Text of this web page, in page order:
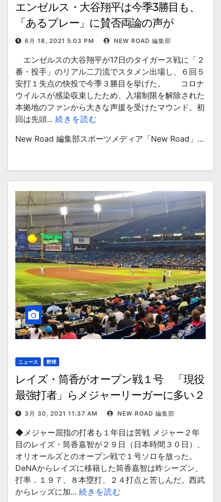
エンゼルス・大谷翔平は今季3勝目も、
「あるプレー」に賛否両論の声が
6月 18, 2021 5:03 PM NEW ROAD 編集部
エンゼルスの大谷翔平が17日のタイガース戦に「２
番・投手」のリアル二刀流でスタメン出場し、６回５
安打１失点の快投で今季３勝目を挙げた。 コロナ
ウイルスが感染収束したため、入場制限を解除された
本拠地のファンから大きな声援を受けたマウンド。初
回は先頭... 続きを読む
New Road 編集部スポーツメディア「New Road」…
ニュース 野球
レイズ・筒香がオープン戦１号 「現役
最強打者」らメジャーリーガーに多い２
年目の飛躍
3月 30, 2021 11:37 AM NEW ROAD 編集部
◆メジャー屈指の打者も１年目は苦戦 メジャー２年
目のレイズ・筒香嘉智が２９日（日本時間３０日）、
オリオールズとのオープン戦で１号ソロを放った。
DeNAからレイズに移籍した筒香嘉智は昨シーズン、
打率．１９７、８本塁打、２４打点と苦しんだ。西武
からレッズに加... 続きを読む